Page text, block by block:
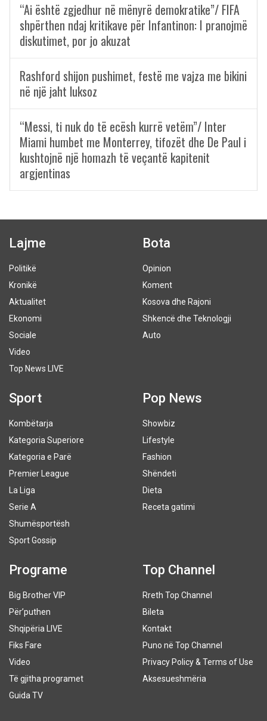
“Ai është zgjedhur në mënyrë demokratike”/ FIFA
shpërthen ndaj kritikave për Infantinon: I pranojmë
diskutimet, por jo akuzat
Rashford shijon pushimet, festë me vajza me bikini
në një jaht luksoz
“Messi, ti nuk do të ecësh kurrë vetëm”/ Inter
Miami humbet me Monterrey, tifozët dhe De Paul i
kushtojnë një homazh të veçantë kapitenit
argjentinas
Lajme
Politikë
Kronikë
Aktualitet
Ekonomi
Sociale
Video
Top News LIVE
Bota
Opinion
Koment
Kosova dhe Rajoni
Shkencë dhe Teknologji
Auto
Sport
Kombëtarja
Kategoria Superiore
Kategoria e Parë
Premier League
La Liga
Serie A
Shumësportësh
Sport Gossip
Pop News
Showbiz
Lifestyle
Fashion
Shëndeti
Dieta
Receta gatimi
Programe
Big Brother VIP
Për’puthen
Shqipëria LIVE
Fiks Fare
Video
Të gjitha programet
Guida TV
Top Channel
Rreth Top Channel
Bileta
Kontakt
Puno në Top Channel
Privacy Policy & Terms of Use
Aksesueshmëria